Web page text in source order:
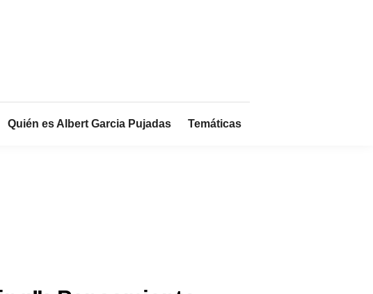
Quién es Albert Garcia Pujadas Temáticas